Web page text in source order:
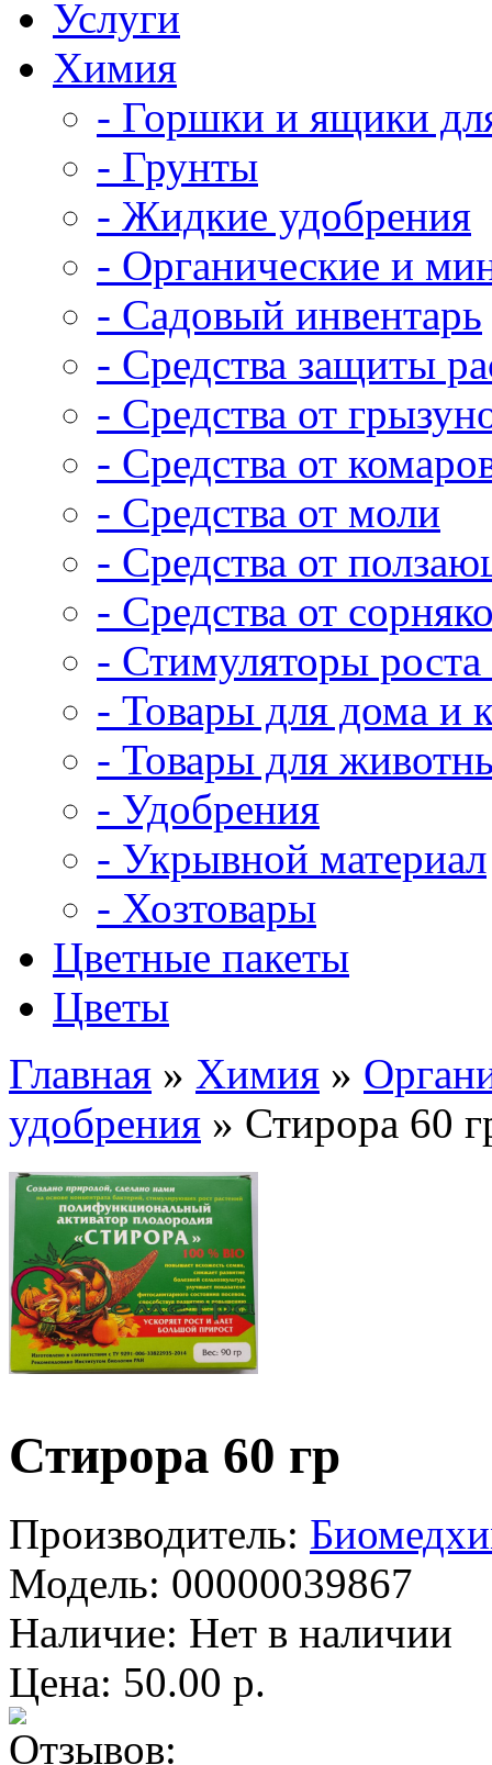
Услуги
Химия
- Горшки и ящики
- Грунты
- Жидкие удобрения
- Органические и
- Садовый инвентарь
- Средства защиты
- Средства от
- Средства от
- Средства от моли
- Средства от
- Средства от
- Стимуляторы роста
- Товары для дома и
- Товары для
- Удобрения
- Укрывной материал
- Хозтовары
Цветные пакеты
Цветы
Главная » Химия »
удобрения » Стирора 60
Стирора 60 гр
Производитель:
Модель: 00000039867
Наличие: Нет в наличии
Цена: 50.00 р.